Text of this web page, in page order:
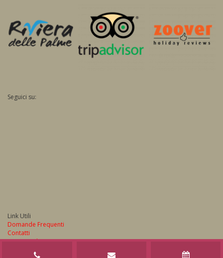
Seguici su:
Link Utili
Domande Frequenti
Contatti
Privacy Policy